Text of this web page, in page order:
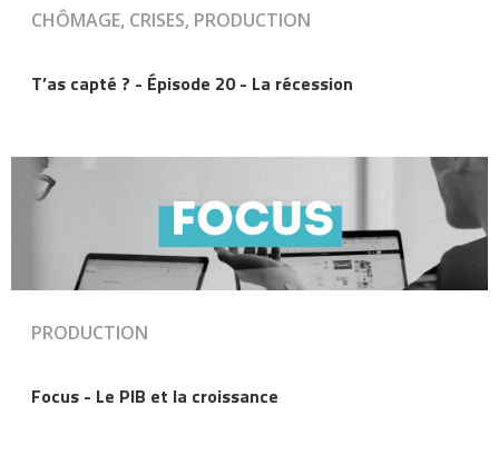
CHÔMAGE, CRISES, PRODUCTION
T’as capté ? - Épisode 20 - La récession
PRODUCTION
Focus - Le PIB et la croissance